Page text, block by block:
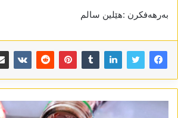
بەرھەفکرن :ھێلین سالم